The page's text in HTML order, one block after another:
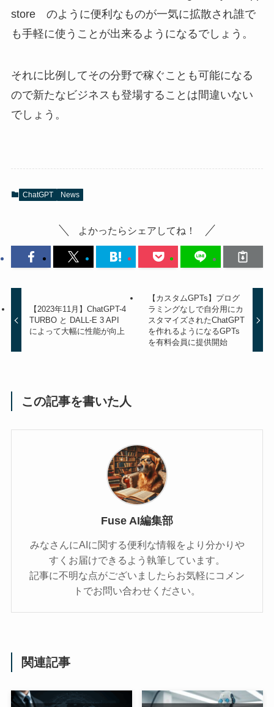
store のように便利なものが一気に拡散され誰で
も手軽に使うことが出来るようになるでしょう。
それに比例してその分野で稼ぐことも可能になる
ので新たなビジネスも登場することは間違いない
でしょう。
ChatGPT News
よかったらシェアしてね！
【2023年11月】ChatGPT-4
TURBO と DALL-E 3 API
によって大幅に性能が向上
【カスタムGPTs】プログ
ラミングなしで自分用にカ
スタマイズされたChatGPT
を作れるようになるGPTs
を有料会員に提供開始
この記事を書いた人
Fuse AI編集部
みなさんにAIに関する便利な情報をより分かりや
すくお届けできるよう執筆しています。
記事に不明な点がございましたらお気軽にコメン
トでお問い合わせください。
関連記事